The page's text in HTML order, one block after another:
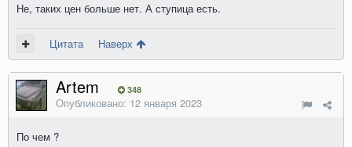
Не, таких цен больше нет. А ступица есть.
Цитата Наверх
Artem 348
Опубликовано: 12 января 2023
По чем ?